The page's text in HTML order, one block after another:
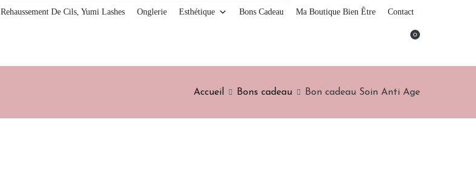
Rehaussement De Cils, Yumi Lashes Onglerie Esthétique Bons Cadeau Ma Boutique Bien Être Contact
0
Accueil Bons cadeau Bon cadeau Soin Anti Age